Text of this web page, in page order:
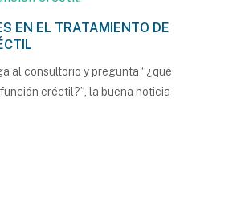
EN EL TRATAMIENTO DE
al consultorio y pregunta “¿qué
eréctil?”, la buena noticia